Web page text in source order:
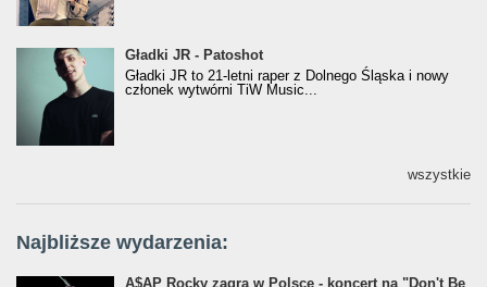
Gładki JR - Patoshot
Gładki JR - Patoshot
Gładki JR to 21-letni raper z Dolnego Śląska i nowy
członek wytwórni TiW Music...
wszystkie
Najbliższe wydarzenia:
A$AP Rocky zagra w Polsce - koncert na "Don't Be